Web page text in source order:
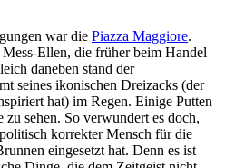
war die Piazza Maggiore.
Ellen, die früher beim Handel
daneben stand der
seines ikonischen Dreizacks (der
hat) im Regen. Einige Putten
zu sehen. So verwundert es doch,
korrekter Mensch für die
eingesetzt hat. Denn es ist